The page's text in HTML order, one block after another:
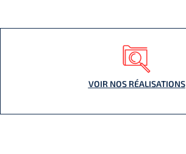
VOIR NOS RÉALISATIONS